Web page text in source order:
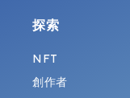
探索
NFT
創作者